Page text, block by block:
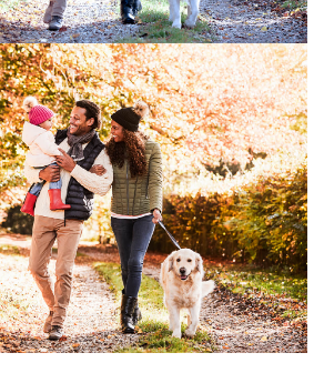
Te rog selecteaza
#24